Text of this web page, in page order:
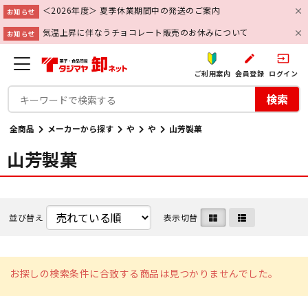
お知らせ ＜2026年度＞ 夏季休業期間中の発送のご案内
お知らせ 気温上昇に伴なうチョコレート販売のお休みについて
ご利用案内
create
会員登録
input
ログイン
検索
全商品 メーカーから探す や や 山芳製菓
山芳製菓
並び替え 表示切替
お探しの検索条件に合致する商品は見つかりませんでした。